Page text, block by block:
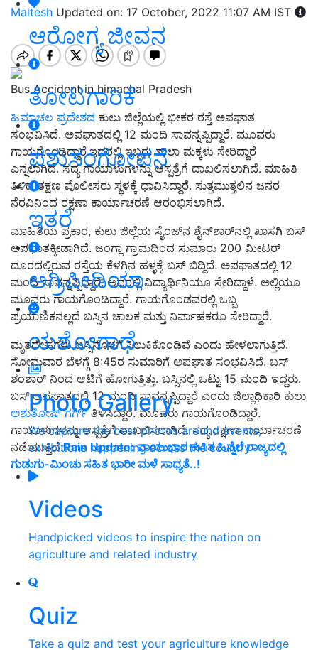
ಆರೋಗ್ಯ ಜೀವನ
ತೋಟಗಾರಿಕೆ
ಪಶುಸಂಗೋಪನೆ
ಇತರೆ
ಅಗ್ರಿಪೀಡಿಯಾ
ಯಶೋಗಾಥೆ
Photo Gallery
We capture the best photos around events,
exhibitions happening across the country
Videos
Handpicked videos to inspire the nation on
agriculture and related industry
Quiz
Take a quiz and test your agriculture knowledge
Maltesh Updated on: 17 October, 2022 11:07 AM IST
Bus Accident in himachal Pradesh
ಹಿಮಾಚಲ ಪ್ರದೇಶದ ಕುಲು ಜಿಲ್ಲೆಯಲ್ಲಿ ಭೀಕರ ರಸ್ತೆ ಅಪಘಾತ
ಸಂಭವಿಸಿದೆ. ಅಪಘಾತದಲ್ಲಿ 12 ಮಂದಿ ಸಾವನ್ನಪ್ಪಿದ್ದಾರೆ. ಮೂವರು
ಗಾಯಗೊಂಡಿದ್ದಾರೆ.ಇದರಲ್ಲಿ ಇಬ್ಬರು ಶಾಲಾ ಮಕ್ಕಳು ಸೇರಿದ್ದಾರೆ
ಎನ್ನಲಾಗಿದೆ. ಸದ್ಯ ಗಾಯಾಳುಗಳನ್ನು ಆಸ್ಪತ್ರೆಗೆ ದಾಖಲಿಸಲಾಗಿದೆ. ಮಾಹಿತಿ
ತಿಳಿದ ತಕ್ಷಣ ಪೊಲೀಸರು ಸ್ಥಳಕ್ಕೆ ಧಾವಿಸಿದ್ದಾರೆ. ಸುತ್ತಮುತ್ತಲಿನ ಜನರ
ನೆರವಿನಿಂದ ರಕ್ಷಣಾ ಕಾರ್ಯಾಚರಣೆ ಆರಂಭಿಸಲಾಗಿದೆ.
ಮಾಹಿತಿಯ ಪ್ರಕಾರ, ಕುಲು ಜಿಲ್ಲೆಯ ಸೈಂಜ್‌ನ ಶೈನ್‌ಶಾರ್‌ನಲ್ಲಿ ಖಾಸಗಿ ಬಸ್
ಅಪಘಾತಕ್ಕೀಡಾಗಿದೆ. ಜಂಗ್ಲಾ ಗ್ರಾಮದಿಂದ ಸುಮಾರು 200 ಮೀಟರ್
ದೂರದಲ್ಲಿರುವ ರಸ್ತೆಯ ಕೆಳಗಿನ ಹಳ್ಳಕ್ಕೆ ಬಸ್ ಬಿದ್ದಿದೆ. ಅಪಘಾತದಲ್ಲಿ 12
ಮಂದಿ ಸಾವನ್ನಪ್ಪಿದ್ದಾರೆ. ಅವರಲ್ಲಿ ವಿದ್ಯಾರ್ಥಿನಿಯೂ ಸೇರಿದ್ದಾಳೆ. ಅಲ್ಲಿಯೂ
ಮೂವರು ಗಾಯಗೊಂಡಿದ್ದಾರೆ. ಗಾಯಗೊಂಡವರಲ್ಲಿ ಒಬ್ಬ
ಪ್ರಯಾಣಿಕನಲ್ಲದೆ ಬಸ್ಸಿನ ಚಾಲಕ ಮತ್ತು ನಿರ್ವಾಹಕರೂ ಸೇರಿದ್ದಾರೆ.
ಮೃತದೇಹಗಳು ಬಸ್ಸಿನೊಳಗೆ ಸಿಲುಕಿಕೊಂಡಿವೆ ಎಂದು ಹೇಳಲಾಗುತ್ತಿದೆ.
ಸೋಮವಾರ ಬೆಳಗ್ಗೆ 8:45ರ ಸುಮಾರಿಗೆ ಅಪಘಾತ ಸಂಭವಿಸಿದೆ. ಬಸ್
ಶಂಶಾರ್ ನಿಂದ ಆಟಿಗೆ ಹೋಗುತ್ತಿತ್ತು. ಬಸ್ಸಿನಲ್ಲಿ ಒಟ್ಟು 15 ಮಂದಿ ಇದ್ದರು.
ಬಸ್ ಅಪಘಾತದಲ್ಲಿ 12 ಮಂದಿ ಸಾವನ್ನಪ್ಪಿದ್ದಾರೆ ಎಂದು ಜಿಲ್ಲಾಧಿಕಾರಿ ಕುಲು
ಅಶುತೋಷ್ ಗರ್ಗ್ತಿಳಿಸಿದ್ದಾರೆ. ಮೂವರು ಗಾಯಗೊಂಡಿದ್ದಾರೆ.
ಗಾಯಾಳುಗಳನ್ನು ಆಸ್ಪತ್ರೆಗೆ ದಾಖಲಿಸಲಾಗಿದೆ. ಸದ್ಯ ರಕ್ಷಣಾ ಕಾರ್ಯಾಚರಣೆ
ನಡೆಯುತ್ತಿದೆ.Rain Update: ವಾಯುಭಾರ ಕುಸಿತ ಹಿನ್ನೆಲೆ ರಾಜ್ಯದಲ್ಲಿ
ಗುಡುಗು-ಮಿಂಚು ಸಹಿತ ಭಾರೀ ಮಳೆ ಸಾಧ್ಯತೆ..!